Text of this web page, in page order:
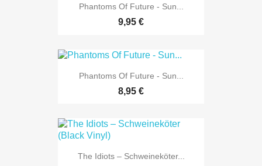
Phantoms Of Future - Sun...
9,95 €
Phantoms Of Future - Sun...
8,95 €
The Idiots – Schweineköter...